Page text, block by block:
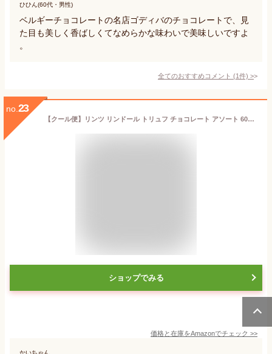
ひひん(60代・男性)
ベルギーチョコレートの名店ゴディバのチョコレートで、見
た目も美しく香ばしくてなめらかな味わいで美味しいですよ
。
全てのおすすめコメント (1件) >
no. 23
【クール便】リンツ リンドール トリュフ チョコレート アソート 600g (4種 約48個) ＜ダーク・ヘーゼルナッツ・ミルク・ホワイト＞／ Lindt LINDOR ASSORTED CHOCOLATE 600g DARK,WHITE,HAZELNUT,MILK
ショップでみる
価格と在庫をAmazonでチェック >>
かいちゃん